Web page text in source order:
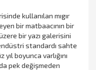
kullanılan mıgır
bir matbaacının bir
bir yazı galerisini
standardı sahte
boyunca varlığını
pek değişmeden